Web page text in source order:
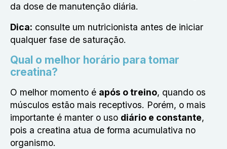
da dose de manutenção diária.
Dica: consulte um nutricionista antes de iniciar
qualquer fase de saturação.
Qual o melhor horário para tomar
creatina?
O melhor momento é após o treino, quando os
músculos estão mais receptivos. Porém, o mais
importante é manter o uso diário e constante,
pois a creatina atua de forma acumulativa no
organismo.